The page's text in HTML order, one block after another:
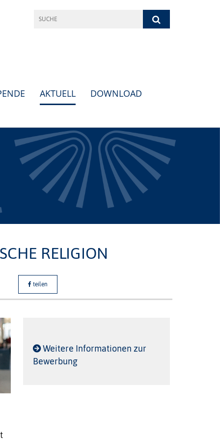
AKTUELL DOWNLOAD
RELIGION
teilen
Weitere Informationen zur
Bewerbung